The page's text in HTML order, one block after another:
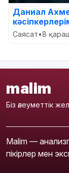
Даниал
Саясат•8
malim
Біз әлеуметтік
Malim —
пікірлер мен